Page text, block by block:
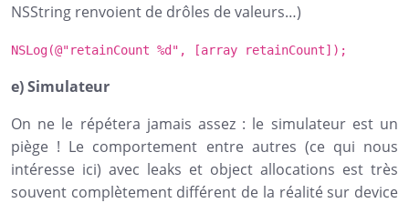
NSString renvoient de drôles de valeurs…)
NSLog(@"retainCount %d" , [array retainCount]);
e) Simulateur
On ne le répétera jamais assez : le simulateur est un
piège ! Le comportement entre autres (ce qui nous
intéresse ici) avec leaks et object allocations est très
souvent complètement différent de la réalité sur device